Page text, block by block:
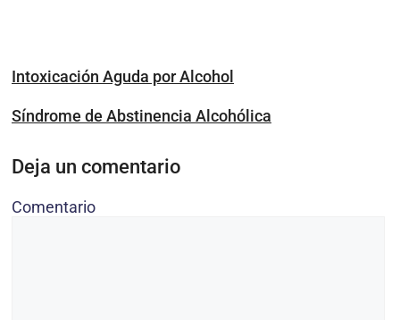
Intoxicación Aguda por Alcohol
Síndrome de Abstinencia Alcohólica
Deja un comentario
Comentario